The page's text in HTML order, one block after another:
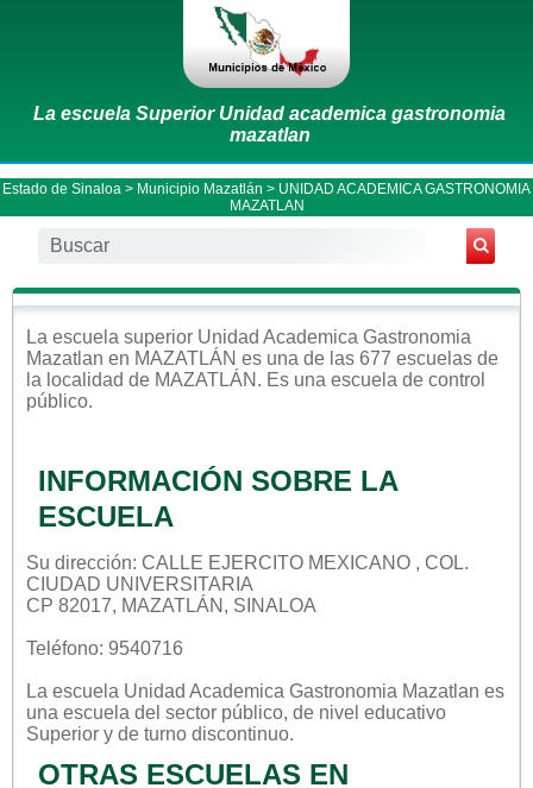
La escuela Superior Unidad academica gastronomia
mazatlan
Estado de Sinaloa > Municipio Mazatlán > UNIDAD ACADEMICA GASTRONOMIA
MAZATLAN
La escuela superior Unidad Academica Gastronomia
Mazatlan en MAZATLÁN es una de las 677 escuelas de
la localidad de MAZATLÁN . Es una escuela de control
público.
INFORMACIÓN SOBRE LA
ESCUELA
Su dirección: CALLE EJERCITO MEXICANO , COL.
CIUDAD UNIVERSITARIA
CP 82017, MAZATLÁN, SINALOA
Teléfono: 9540716
La escuela Unidad Academica Gastronomia Mazatlan es
una escuela del sector público, de nivel educativo
Superior y de turno discontinuo.
OTRAS ESCUELAS EN